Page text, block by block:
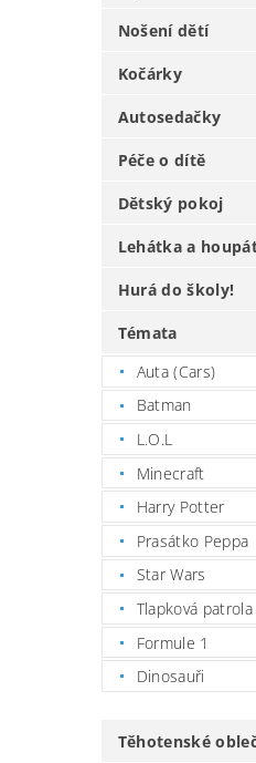
Nošení dětí
Kočárky
Autosedačky
Péče o dítě
Dětský pokoj
Lehátka a
Hurá do školy!
Témata
Auta (Cars)
Batman
L.O.L
Minecraft
Harry Potter
Prasátko Peppa
Star Wars
Tlapková patrola
Formule 1
Dinosauři
Těhotenské